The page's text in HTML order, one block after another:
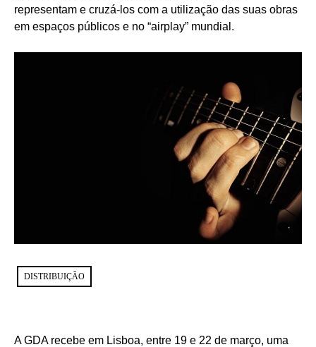
representam e cruzá-los com a utilização das suas obras
em espaços públicos e no “airplay” mundial.
DISTRIBUIÇÃO
A GDA recebe em Lisboa, entre 19 e 22 de março, uma